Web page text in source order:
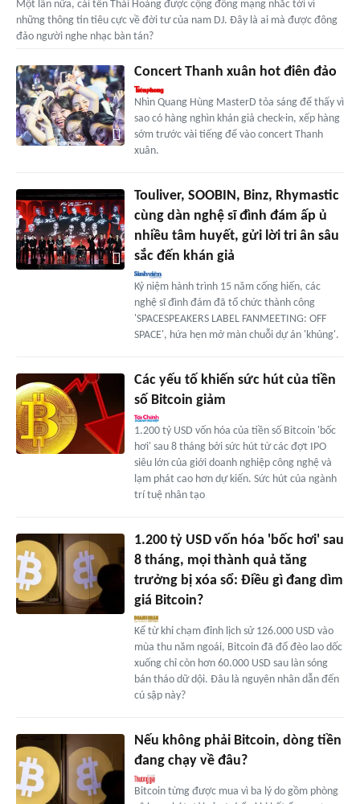
Một lần nữa, cái tên Thái Hoàng được cộng đồng mạng nhắc tới vì
những thông tin tiêu cực về đời tư của nam DJ. Đây là ai mà được đông
đảo người nghe nhạc bàn tán?
Concert Thanh xuân hot điên đảo
Nhìn Quang Hùng MasterD tỏa sáng để thấy vì
sao có hàng nghìn khán giả check-in, xếp hàng
sớm trước vài tiếng để vào concert Thanh
xuân.
Touliver, SOOBIN, Binz, Rhymastic
cùng dàn nghệ sĩ đình đám ấp ủ
nhiều tâm huyết, gửi lời tri ân sâu
sắc đến khán giả
Kỷ niệm hành trình 15 năm cống hiến, các
nghệ sĩ đình đám đã tổ chức thành công
'SPACESPEAKERS LABEL FANMEETING: OFF
SPACE', hứa hẹn mở màn chuỗi dự án 'khủng'.
Các yếu tố khiến sức hút của tiền
số Bitcoin giảm
1.200 tỷ USD vốn hóa của tiền số Bitcoin 'bốc
hơi' sau 8 tháng bởi sức hút từ các đợt IPO
siêu lớn của giới doanh nghiệp công nghệ và
lạm phát cao hơn dự kiến. Sức hút của ngành
trí tuệ nhân tạo
1.200 tỷ USD vốn hóa 'bốc hơi' sau
8 tháng, mọi thành quả tăng
trưởng bị xóa sổ: Điều gì đang dìm
giá Bitcoin?
Kể từ khi chạm đỉnh lịch sử 126.000 USD vào
mùa thu năm ngoái, Bitcoin đã đổ đèo lao dốc
xuống chỉ còn hơn 60.000 USD sau làn sóng
bán tháo dữ dội. Đâu là nguyên nhân dẫn đến
cú sập này?
Nếu không phải Bitcoin, dòng tiền
đang chạy về đâu?
Bitcoin từng được mua vì ba lý do gồm phòng